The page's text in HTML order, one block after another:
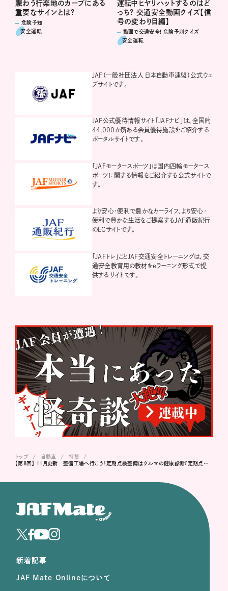
賑わう行楽地のカーブにある
重要なサインとは?
危険予知
安全運転
運転中ヒヤリハットするのはど
っち? 交通安全動画クイズ【信
号の変わり目編】
動画で交通安全! 危険予測クイズ
安全運転
JAF（一般社団法人 日本自動車連盟）公式ウェ
ブサイトです。
JAF公式優待情報サイト「JAFナビ」は、全国約
44,000か所ある会員優待施設をご紹介する
ポータルサイトです。
「JAFモータースポーツ」は国内四輪モータース
ポーツに関する情報をご紹介する公式サイトで
す。
より安心・便利で豊かなカーライフ、より安心・
便利で豊かな生活をご提案するJAF通販紀行
のECサイトです。
「JAFトレ」ことJAF交通安全トレーニングは、交
通安全教育用の教材をeラーニング形式で提
供するサイトです。
トップ 自動車
特集
【第8回】 11月更新 整備工場へ行こう！定期点検整備はクルマの健康診断『定期点検を正しく理解しよう！』
新着記事
JAF Mate Onlineについて